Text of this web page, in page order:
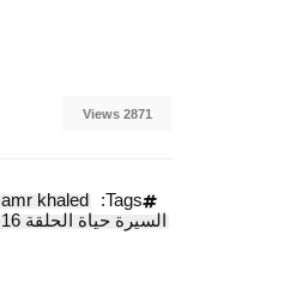
2871 Views
Tags:
amr khaled
السيرة حياة الحلقة 16